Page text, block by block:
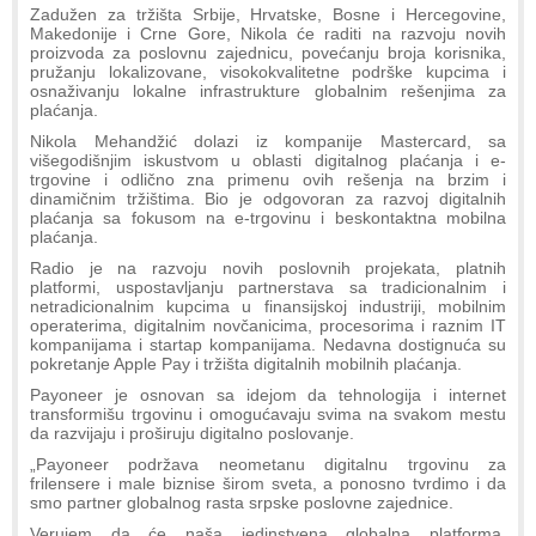
Zadužen za tržišta Srbije, Hrvatske, Bosne i Hercegovine,
Makedonije i Crne Gore, Nikola će raditi na razvoju novih
proizvoda za poslovnu zajednicu, povećanju broja korisnika,
pružanju lokalizovane, visokokvalitetne podrške kupcima i
osnaživanju lokalne infrastrukture globalnim rešenjima za
plaćanja.
Nikola Mehandžić dolazi iz kompanije Mastercard, sa
višegodišnjim iskustvom u oblasti digitalnog plaćanja i e-
trgovine i odlično zna primenu ovih rešenja na brzim i
dinamičnim tržištima. Bio je odgovoran za razvoj digitalnih
plaćanja sa fokusom na e-trgovinu i beskontaktna mobilna
plaćanja.
Radio je na razvoju novih poslovnih projekata, platnih
platformi, uspostavljanju partnerstava sa tradicionalnim i
netradicionalnim kupcima u finansijskoj industriji, mobilnim
operaterima, digitalnim novčanicima, procesorima i raznim IT
kompanijama i startap kompanijama. Nedavna dostignuća su
pokretanje Apple Pay i tržišta digitalnih mobilnih plaćanja.
Payoneer je osnovan sa idejom da tehnologija i internet
transformišu trgovinu i omogućavaju svima na svakom mestu
da razvijaju i proširuju digitalno poslovanje.
„Payoneer podržava neometanu digitalnu trgovinu za
frilensere i male biznise širom sveta, a ponosno tvrdimo i da
smo partner globalnog rasta srpske poslovne zajednice.